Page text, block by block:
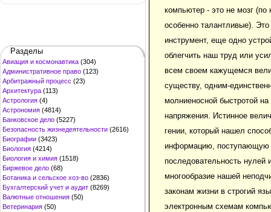
Разделы
Авиация и космонавтика (304)
Административное право (123)
Арбитражный процесс (23)
Архитектура (113)
Астрология (4)
Астрономия (4814)
Банковское дело (5227)
Безопасность жизнедеятельности (2616)
Биографии (3423)
Биология (4214)
Биология и химия (1518)
Биржевое дело (68)
Ботаника и сельское хоз-во (2836)
Бухгалтерский учет и аудит (8269)
Валютные отношения (50)
Ветеринария (50)
компьютер - это не мозг (по
особенно талантливые).
инструмент, еще одно
облегчить наш труд или
всем своем кажущемся
существу, одним-
молниеносной быстротой
напряжения. Истинное
гении, который нашел
информацию, поступающую
последовательность нулей
многообразие нашей
законам жизни в строгий
электронным схемам